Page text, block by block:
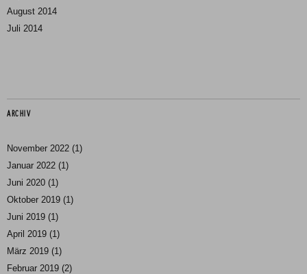
August 2014
Juli 2014
ARCHIV
November 2022 (1)
Januar 2022 (1)
Juni 2020 (1)
Oktober 2019 (1)
Juni 2019 (1)
April 2019 (1)
März 2019 (1)
Februar 2019 (2)